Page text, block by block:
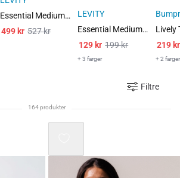
Essential Medium Support Bra White/Grey/Black 3-PACK
527kr
499 kr
LEVITY
Essential Medium Support Bra Black
199kr
129 kr
+ 3 farger
219 kr
+ 2 farger
Filtre
164 produkter
Mix 3 for 2